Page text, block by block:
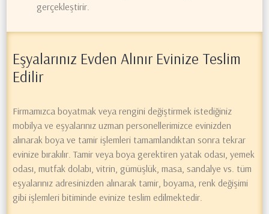
gerçekleştirir.
Eşyalarınız Evden Alınır Evinize Teslim
Edilir
Firmamızca boyatmak veya rengini değiştirmek istediğiniz
mobilya ve eşyalarınız uzman personellerimizce evinizden
alınarak boya ve tamir işlemleri tamamlandıktan sonra tekrar
evinize bırakılır. Tamir veya boya gerektiren yatak odası, yemek
odası, mutfak dolabı, vitrin, gümüşlük, masa, sandalye vs. tüm
eşyalarınız adresinizden alınarak tamir, boyama, renk değişimi
gibi işlemleri bitiminde evinize teslim edilmektedir.